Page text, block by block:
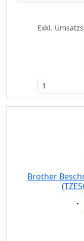
Exkl.
Brother